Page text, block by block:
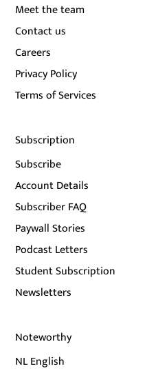
Meet the team
Contact us
Careers
Privacy Policy
Terms of Services
Subscription
Subscribe
Account Details
Subscriber FAQ
Paywall Stories
Podcast Letters
Student Subscription
Newsletters
Noteworthy
NL English